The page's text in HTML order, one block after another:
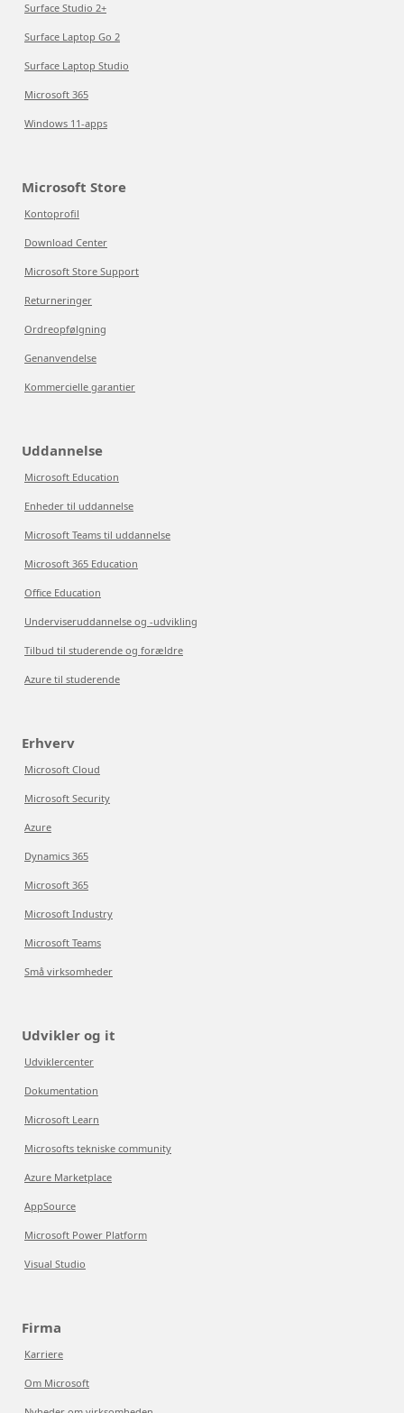
Surface Studio 2+
Surface Laptop Go 2
Surface Laptop Studio
Microsoft 365
Windows 11-apps
Microsoft Store
Kontoprofil
Download Center
Microsoft Store Support
Returneringer
Ordreopfølgning
Genanvendelse
Kommercielle garantier
Uddannelse
Microsoft Education
Enheder til uddannelse
Microsoft Teams til uddannelse
Microsoft 365 Education
Office Education
Underviseruddannelse og -udvikling
Tilbud til studerende og forældre
Azure til studerende
Erhverv
Microsoft Cloud
Microsoft Security
Azure
Dynamics 365
Microsoft 365
Microsoft Industry
Microsoft Teams
Små virksomheder
Udvikler og it
Udviklercenter
Dokumentation
Microsoft Learn
Microsofts tekniske community
Azure Marketplace
AppSource
Microsoft Power Platform
Visual Studio
Firma
Karriere
Om Microsoft